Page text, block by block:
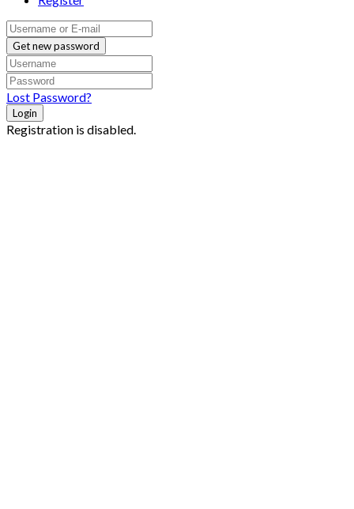
Get new password
Lost Password?
Login
Registration is disabled.